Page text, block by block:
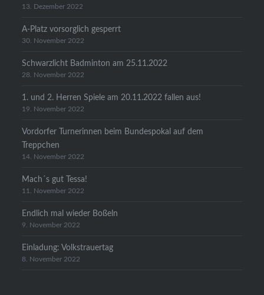
13. Dezember 2022
A-Platz vorsorglich gesperrt
30. November 2022
Schwarzlicht Badminton am 25.11.2022
28. November 2022
1. und 2. Herren Spiele am 20.11.2022 fallen aus!
19. November 2022
Vordorfer Turnerinnen beim Bundespokal auf dem
Treppchen
14. November 2022
Mach´s gut Tessa!
11. November 2022
Endlich mal wieder Boßeln
9. November 2022
Einladung: Volkstrauertag
8. November 2022